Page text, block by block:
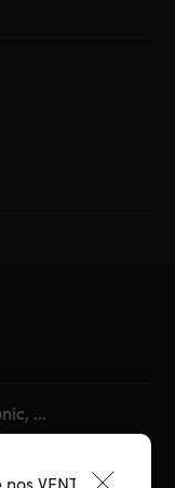
...
VENTES